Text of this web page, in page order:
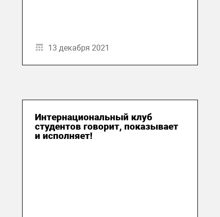
13 декабря 2021
Интернациональный клуб
студентов говорит, показывает
и исполняет!